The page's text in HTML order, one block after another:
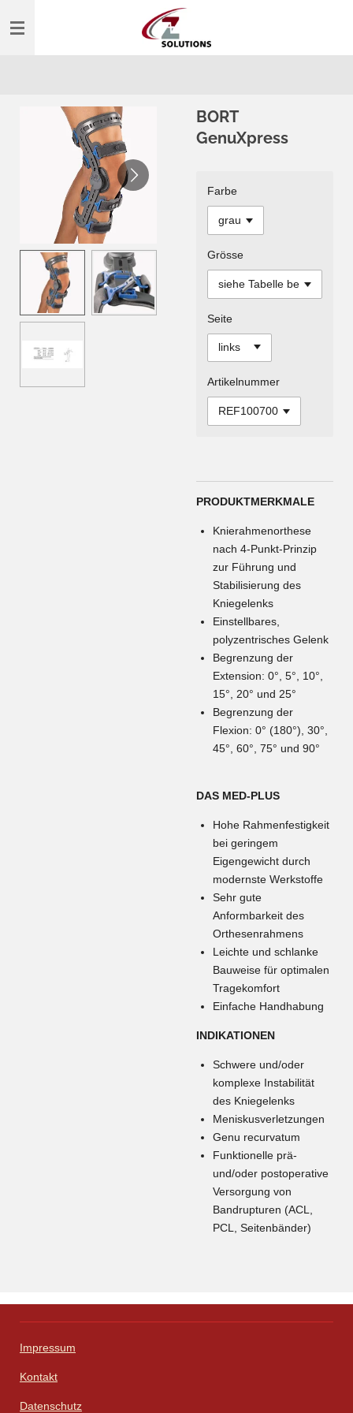
Hauptinhalt
BORT
GenuXpress
Farbe
Grösse
Seite
Artikelnummer
PRODUKTMERKMALE
Knierahmenorthese
nach 4-Punkt-Prinzip
zur Führung und
Stabilisierung des
Kniegelenks
Einstellbares,
polyzentrisches Gelenk
Begrenzung der
Extension: 0°, 5°, 10°,
15°, 20° und 25°
Begrenzung der
Flexion: 0° (180°), 30°,
45°, 60°, 75° und 90°
DAS MED-PLUS
Hohe Rahmenfestigkeit
bei geringem
Eigengewicht durch
modernste Werkstoffe
Sehr gute
Anformbarkeit des
Orthesenrahmens
Leichte und schlanke
Bauweise für optimalen
Tragekomfort
Einfache Handhabung
INDIKATIONEN
Schwere und/oder
komplexe Instabilität
des Kniegelenks
Meniskusverletzungen
Genu recurvatum
Funktionelle prä-
und/oder postoperative
Versorgung von
Bandrupturen (ACL,
PCL, Seitenbänder)
Impressum
Kontakt
Datenschutz